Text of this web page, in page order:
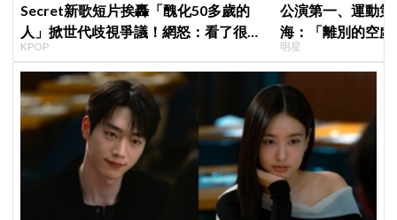
Secret新歌短片挨轟「醜化50多歲的
人」掀世代歧視爭議！網怒：看了很不
舒服
KPOP
公演第一、運動
海：「離別的空
見」
明星